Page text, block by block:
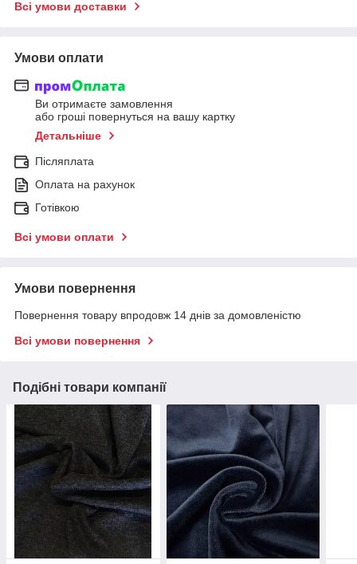
Всі умови доставки
Умови оплати
Ви отримаєте замовлення
або гроші повернуться на вашу картку
Детальніше
Післяплата
Оплата на рахунок
Готівкою
Всі умови оплати
Умови повернення
Повернення товару впродовж 14 днів за домовленістю
Всі умови повернення
Подібні товари компанії